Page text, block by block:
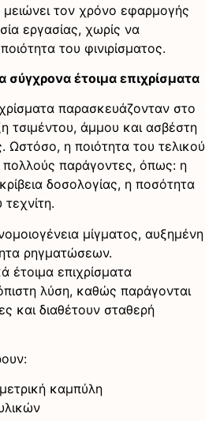
τον χρόνο εφαρμογής
εργασίας, χωρίς να
του φινιρίσματος.
έτοιμα επιχρίσματα
παρασκευάζονταν στο
τσιμέντου, άμμου και ασβέστη
Ωστόσο, η ποιότητα του τελικού
πολλούς παράγοντες, όπως: η
δοσολογίας, η ποσότητα
μίγματος, αυξημένη
ρηγματώσεων.
έτοιμα επιχρίσματα
λύση, καθώς παράγονται
και διαθέτουν σταθερή
καμπύλη